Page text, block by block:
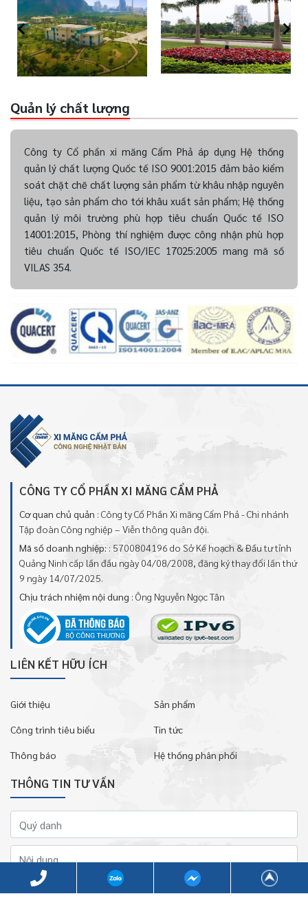
Quản lý chất lượng
Công ty Cổ phần xi măng Cẩm Phả áp dụng Hệ thống
quản lý chất lượng Quốc tế ISO 9001:2015 đảm bảo kiểm
soát chặt chẽ chất lượng sản phẩm từ khâu nhập nguyên
liệu, tạo sản phẩm cho tới khâu xuất sản phẩm; Hệ thống
quản lý môi trường phù hợp tiêu chuẩn Quốc tế ISO
14001:2015, Phòng thí nghiệm được công nhận phù hợp
tiêu chuẩn Quốc tế ISO/IEC 17025:2005 mang mã số
VILAS 354.
CÔNG TY CỔ PHẦN XI MĂNG CẨM PHẢ
Cơ quan chủ quản : Công ty Cổ Phần Xi măng Cẩm Phả - Chi nhánh
Tập đoàn Công nghiệp – Viễn thông quân đội.
Mã số doanh nghiệp: : 5700804196 do Sở Kế hoạch & Đầu tư tỉnh
Quảng Ninh cấp lần đầu ngày 04/08/2008, đăng ký thay đổi lần thứ
9 ngày 14/07/2025.
Chịu trách nhiệm nội dung : Ông Nguyễn Ngọc Tân
LIÊN KẾT HỮU ÍCH
Giới thiệu Sản phẩm
Công trình tiêu biểu Tin tức
Thông báo Hệ thống phân phối
THÔNG TIN TƯ VẤN